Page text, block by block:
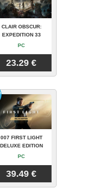
CLAIR OBSCUR:
EXPEDITION 33
PC
23.29 €
007 FIRST LIGHT
DELUXE EDITION
PC
39.49 €